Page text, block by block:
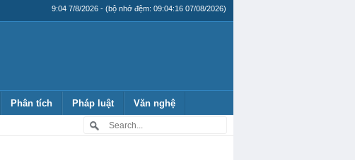
9:04 7/8/2026 - (bộ nhớ đệm: 09:04:16 07/08/2026)
Phân tích Pháp luật Văn nghệ